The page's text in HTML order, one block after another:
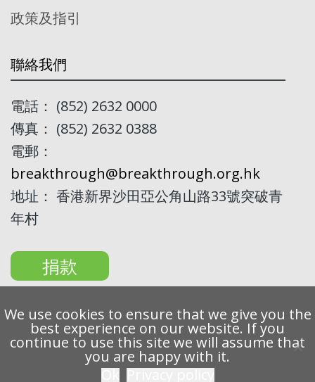
政策及指引
聯絡我們
電話： (852) 2632 0000
傳真： (852) 2632 0388
電郵：
breakthrough@breakthrough.org.hk
地址： 香港新界沙田亞公角山路33號突破青
年村
捐款
Copyright 2022 Breakthrough Ltd. All rights reserved.
We use cookies to ensure that we give you the
best experience on our website. If you
continue to use this site we will assume that
you are happy with it.